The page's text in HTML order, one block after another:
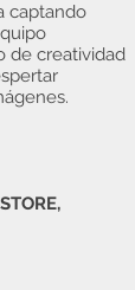
captando
de creatividad